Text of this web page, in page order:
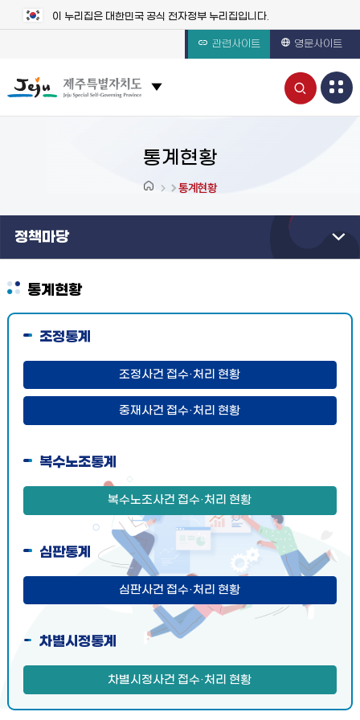
이 누리집은 대한민국 공식 전자정부 누리집입니다.
관련사이트 영문사이트
관련 사이트 목록 보기
통
합
열
통계현황
통계현황
정책마당
통계현황
조정통계
조정사건 접수·처리 현황
중재사건 접수·처리 현황
복수노조통계
복수노조사건 접수·처리 현황
심판통계
심판사건 접수·처리 현황
차별시정통계
차별시정사건 접수·처리 현황